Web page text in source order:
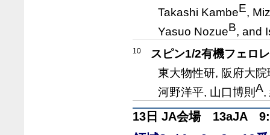
Takashi KambeE,
Yasuo NozueB, and
10
スピン1/2有機フェロ
東大物性研, 阪府大院
河野洋平, 山口博則 A,
13日 JA会場 13aJA